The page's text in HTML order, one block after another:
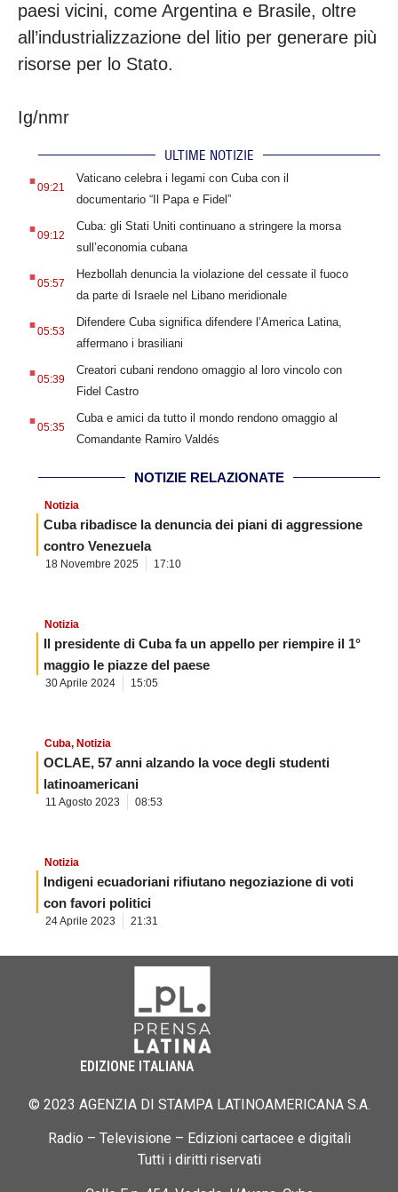
paesi vicini, come Argentina e Brasile, oltre
all’industrializzazione del litio per generare più
risorse per lo Stato.
Ig/nmr
ULTIME NOTIZIE
.09:21
Vaticano celebra i legami con Cuba con il
documentario “Il Papa e Fidel”
.09:12
Cuba: gli Stati Uniti continuano a stringere la morsa
sull’economia cubana
.05:57
Hezbollah denuncia la violazione del cessate il fuoco
da parte di Israele nel Libano meridionale
.05:53
Difendere Cuba significa difendere l’America Latina,
affermano i brasiliani
.05:39
Creatori cubani rendono omaggio al loro vincolo con
Fidel Castro
.05:35
Cuba e amici da tutto il mondo rendono omaggio al
Comandante Ramiro Valdés
NOTIZIE RELAZIONATE
Notizia
Cuba ribadisce la denuncia dei piani di aggressione
contro Venezuela
18 Novembre 2025 17:10
Notizia
Il presidente di Cuba fa un appello per riempire il 1°
maggio le piazze del paese
30 Aprile 2024 15:05
Cuba, Notizia
OCLAE, 57 anni alzando la voce degli studenti
latinoamericani
11 Agosto 2023 08:53
Notizia
Indigeni ecuadoriani rifiutano negoziazione di voti
con favori politici
24 Aprile 2023 21:31
EDIZIONE ITALIANA
© 2023 AGENZIA DI STAMPA LATINOAMERICANA S.A.
Radio – Televisione – Edizioni cartacee e digitali
Tutti i diritti riservati